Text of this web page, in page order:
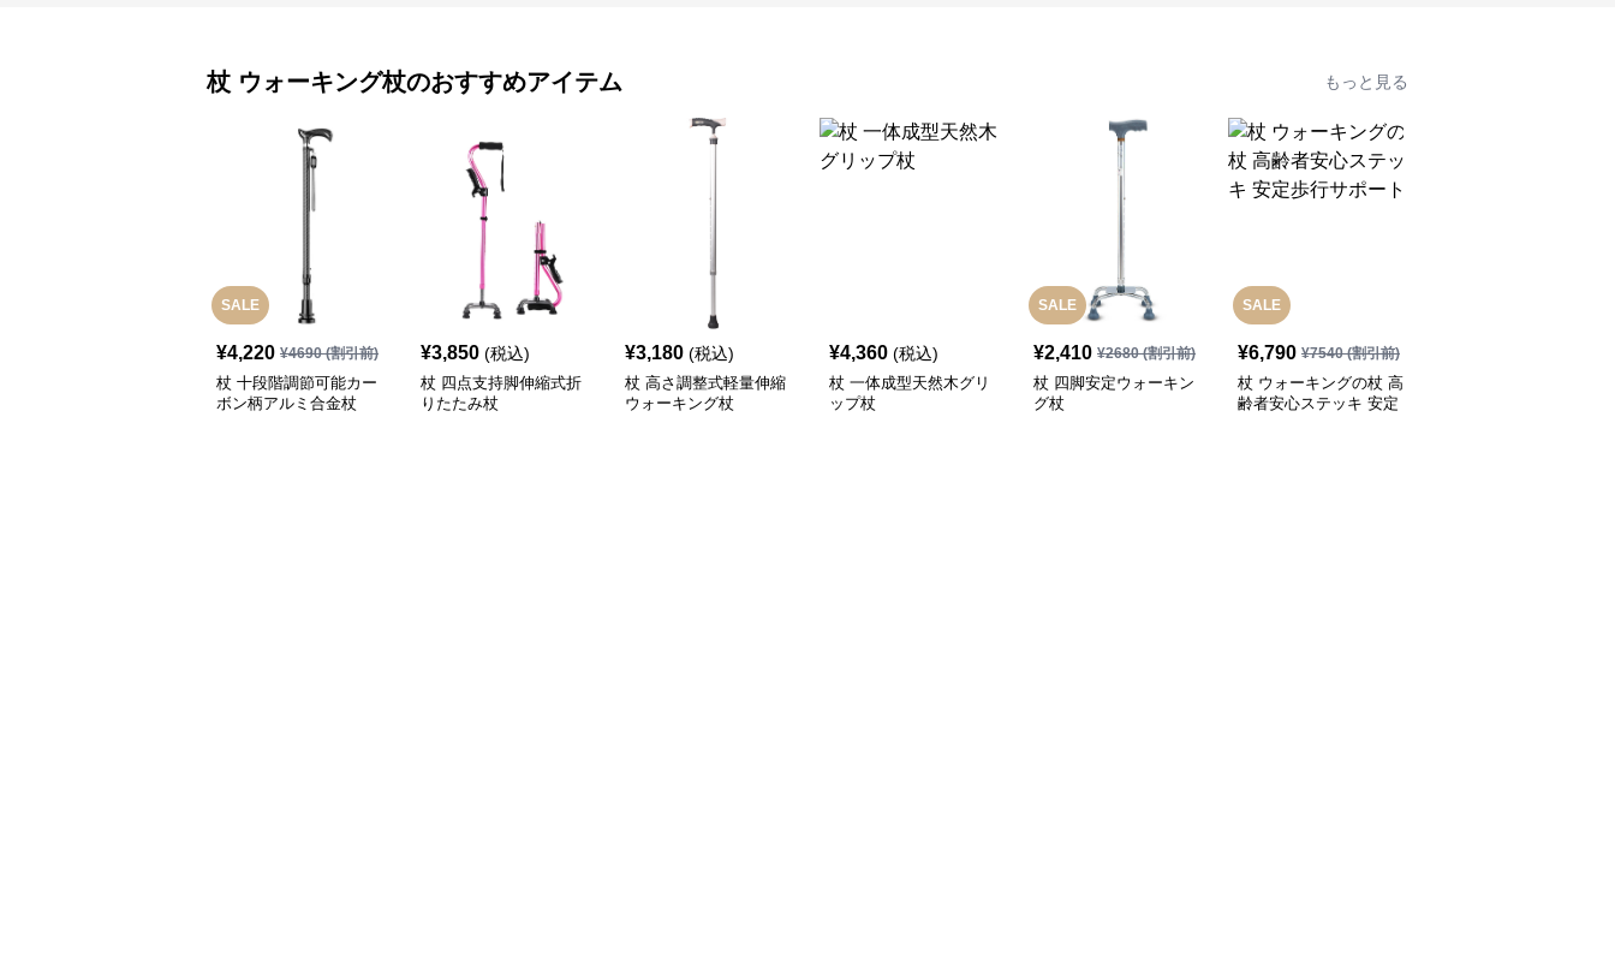
杖 ウォーキング杖のおすすめアイテム もっと見る
SALE
¥4,220 ¥4690(割引前)
杖 十段階調節可能カー
ボン柄アルミ合金杖
¥3,850 (税込)
杖 四点支持脚伸縮式折
りたたみ杖
¥3,180 (税込)
杖 高さ調整式軽量伸縮
ウォーキング杖
¥4,360 (税込)
杖 一体成型天然木グリ
ップ杖
SALE
¥2,410 ¥2680(割引前)
杖 四脚安定ウォーキン
グ杖
SALE
¥6,790 ¥7540(割引前)
杖 ウォーキングの杖 高
齢者安心ステッキ 安定